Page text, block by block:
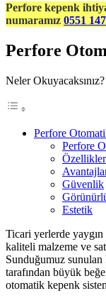
Perfore kepenk
numaramız 0551
Perfore
Neler
Perfore
Perfore
Güvenlik
Estetik
Ticari yerlerde
kaliteli malzeme ve
Sunduğumuz sunulan
tarafından büyük
otomatik kepenk